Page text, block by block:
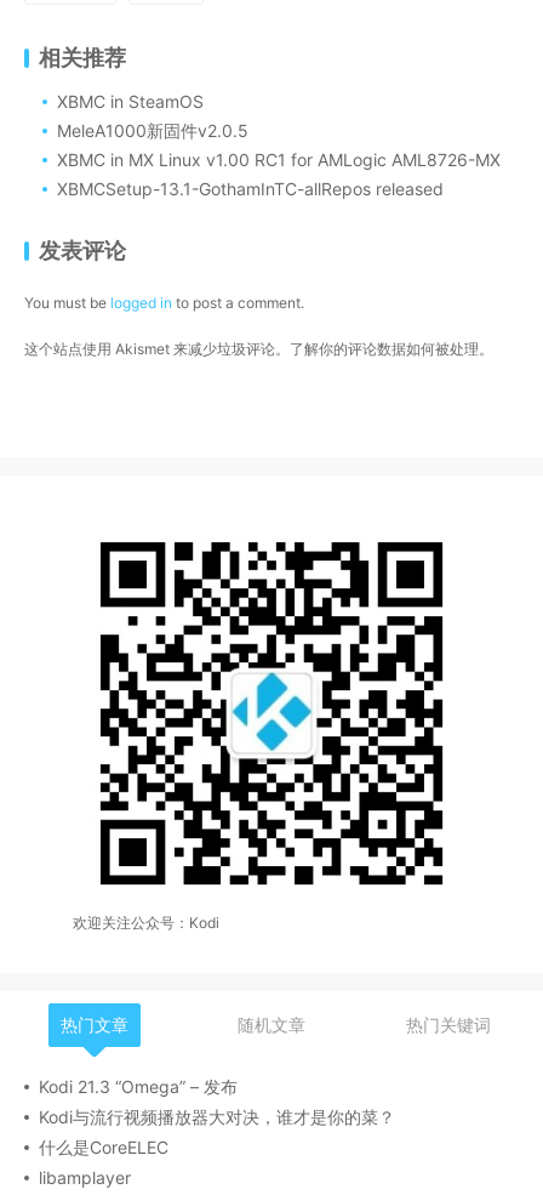
相关推荐
XBMC in SteamOS
MeleA1000新固件v2.0.5
XBMC in MX Linux v1.00 RC1 for AMLogic AML8726-MX
XBMCSetup-13.1-GothamInTC-allRepos released
发表评论
You must be logged in to post a comment.
这个站点使用 Akismet 来减少垃圾评论。 了解你的评论数据如何被处理。
欢迎关注公众号：Kodi
热门文章 随机文章 热门关键词
Kodi 21.3 “Omega” – 发布
Kodi与流行视频播放器大对决，谁才是你的菜？
什么是CoreELEC
libamplayer